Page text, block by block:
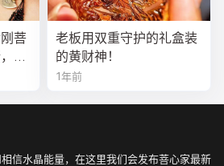
菩
都
老板用双重守护的礼盒装
的黄财神！
1年前
信水晶能量，在这里我们会发布菩心家最新